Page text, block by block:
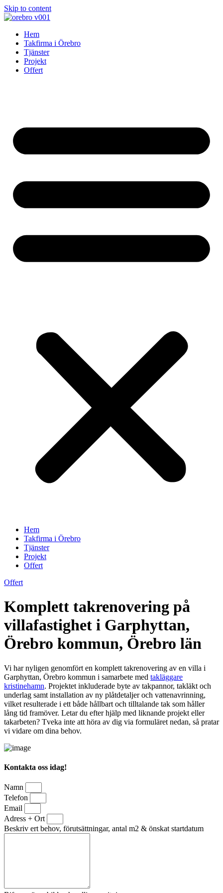
Skip to content
Hem
Takfirma i Örebro
Tjänster
Projekt
Offert
Hem
Takfirma i Örebro
Tjänster
Projekt
Offert
Offert
Komplett takrenovering på
villafastighet i Garphyttan,
Örebro kommun, Örebro län
Vi har nyligen genomfört en komplett takrenovering av en villa i
Garphyttan, Örebro kommun i samarbete med takläggare
kristinehamn. Projektet inkluderade byte av takpannor, takläkt och
underlag samt installation av ny plåtdetaljer och vattenavrinning,
vilket resulterade i ett både hållbart och tilltalande tak som håller
lång tid framöver. Letar du efter hjälp med liknande projekt eller
takarbeten? Tveka inte att höra av dig via formuläret nedan, så pratar
vi vidare om dina behov.
Kontakta oss idag!
Namn
Telefon
Email
Adress + Ort
Beskriv ert behov, förutsättningar, antal m2 & önskat startdatum